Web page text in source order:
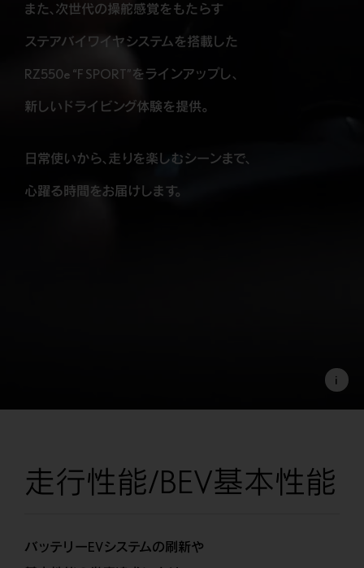
また、次世代の操舵感覚をもたらす
ステアバイワイヤシステムを搭載した
RZ550e “F SPORT”をラインアップし、
新しいドライビング体験を提供。
日常使いから、走りを楽しむシーンまで、
心躍る時間をお届けします。
i
走行性能/BEV基本性能
バッテリーEVシステムの刷新や